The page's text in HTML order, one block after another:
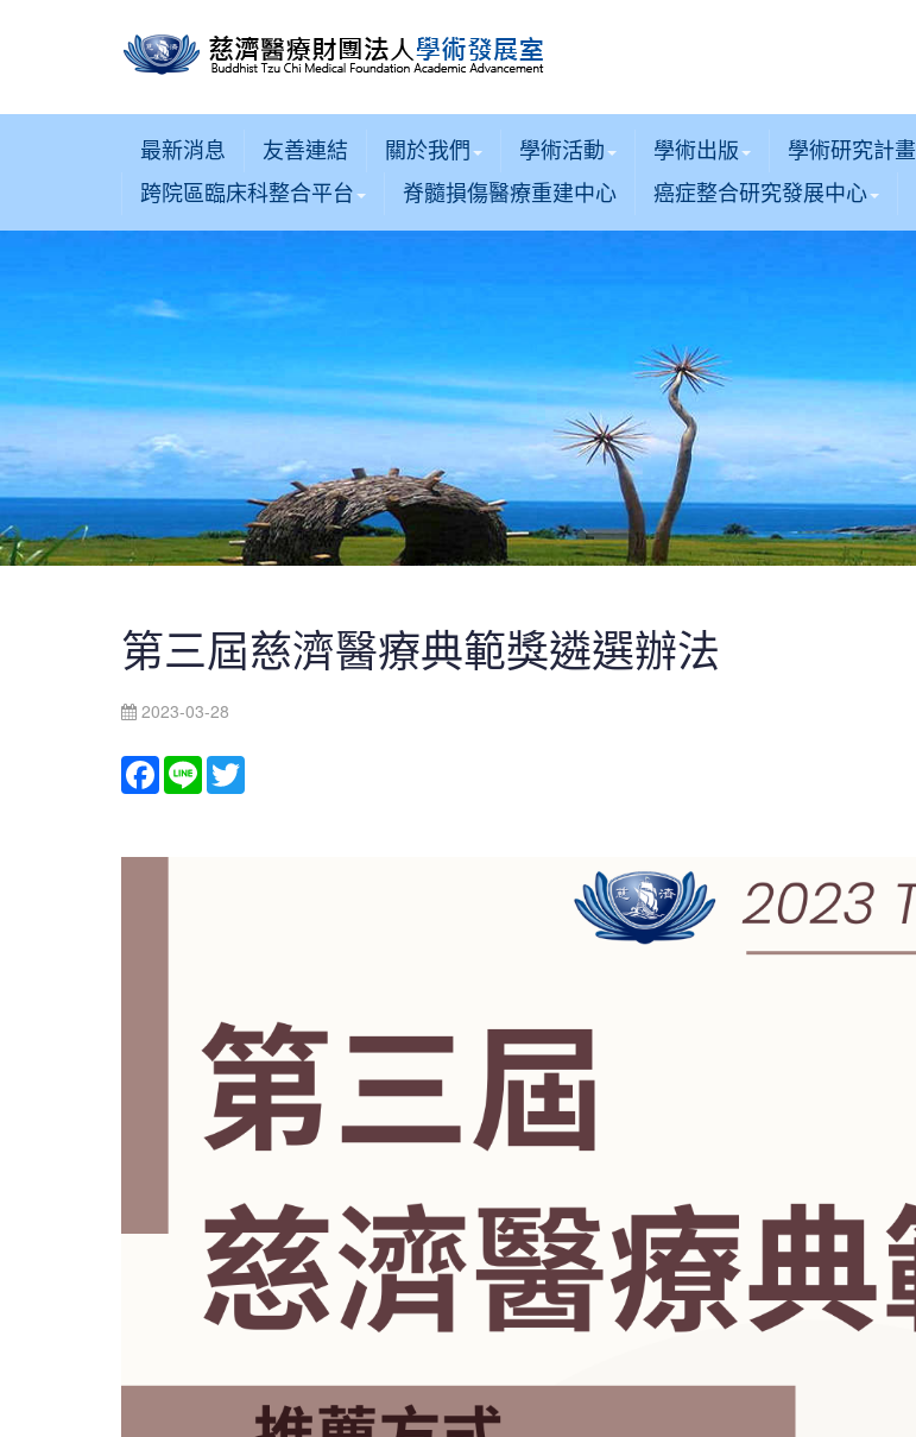
最新消息 友善連結 關於我們 學術活動 學術出版 學術研究計畫
跨院區臨床科整合平台
脊髓損傷醫療重建中心 癌症整合研究發展中心
第三屆慈濟醫療典範獎遴選辦法
2023-03-28
Facebook
Line